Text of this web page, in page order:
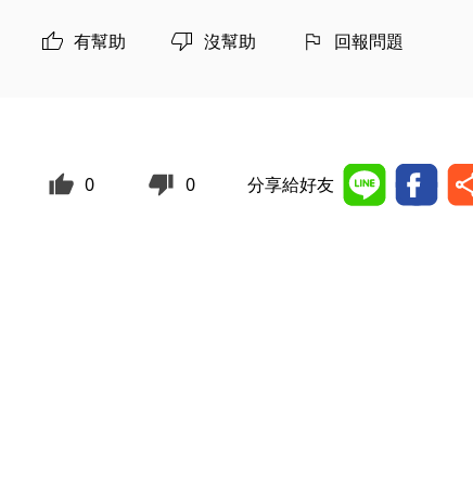
有幫助 沒幫助 回報問題
0 0 分享給好友